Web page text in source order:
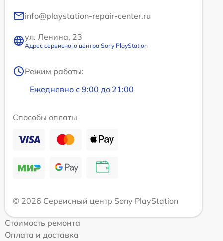
info@playstation-repair-center.ru
ул. Ленина, 23
Адрес сервисного центра Sony PlayStation
Режим работы:
Ежедневно с 9:00 до 21:00
Способы оплаты
© 2026 Сервисный центр Sony PlayStation
Стоимость ремонта
Оплата и доставка